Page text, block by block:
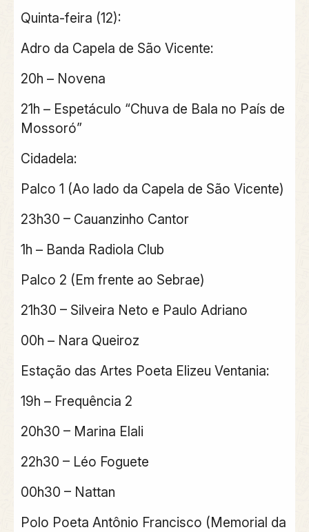
Quinta-feira (12):
Adro da Capela de São Vicente:
20h – Novena
21h – Espetáculo “Chuva de Bala no País de
Mossoró”
Cidadela:
Palco 1 (Ao lado da Capela de São Vicente)
23h30 – Cauanzinho Cantor
1h – Banda Radiola Club
Palco 2 (Em frente ao Sebrae)
21h30 – Silveira Neto e Paulo Adriano
00h – Nara Queiroz
Estação das Artes Poeta Elizeu Ventania:
19h – Frequência 2
20h30 – Marina Elali
22h30 – Léo Foguete
00h30 – Nattan
Polo Poeta Antônio Francisco (Memorial da